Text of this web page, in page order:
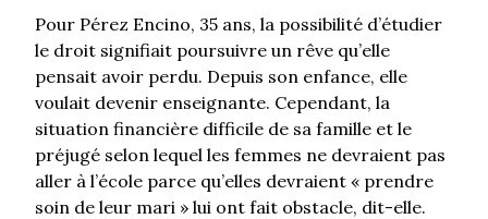
Pour Pérez Encino, 35 ans, la possibilité d’étudier
le droit signifiait poursuivre un rêve qu’elle
pensait avoir perdu. Depuis son enfance, elle
voulait devenir enseignante. Cependant, la
situation financière difficile de sa famille et le
préjugé selon lequel les femmes ne devraient pas
aller à l’école parce qu’elles devraient « prendre
soin de leur mari » lui ont fait obstacle, dit-elle.